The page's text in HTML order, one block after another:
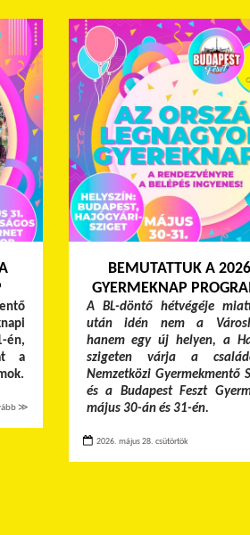
a
≫
BEMUTATTUK A
GYERMEKNAP
A BL-döntő hétvégéje
után idén nem a
hanem egy új helyen, a
szigeten várja a
Nemzetközi Gyermekmentő
és a Budapest Feszt
május 30-án és 31-én.
2026. május 28. csütörtök